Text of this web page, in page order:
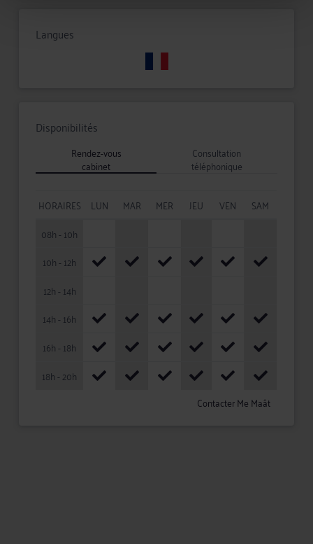
Langues
Disponibilités
Rendez-vous
cabinet
Consultation
téléphonique
HORAIRES LUN MAR MER JEU VEN
SAM
08h - 10h
10h - 12h
12h - 14h
14h - 16h
16h - 18h
18h - 20h
Contacter Me Maât